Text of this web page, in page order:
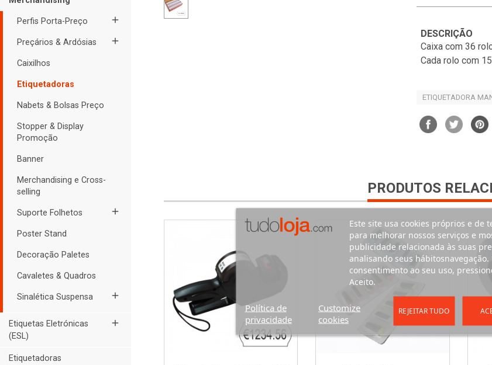
Perfis Porta-Preço add
Preçários & Ardósias add
Caixilhos
Etiquetadoras
Nabets & Bolsas Preço
Stopper & Display
Promoção
Banner
Merchandising e Cross-
selling
Suporte Folhetos add
Poster Stand
Decoração Paletes
Cavaletes & Quadros
Sinalética Suspensa add
Etiquetas Eletrónicas
(ESL)
add
Etiquetadoras
DESCRIÇÃO
Caixa com 36
Cada rolo com
ETIQUETADORA
PRODUTOS
Este site usa cookies próprios e de
para melhorar nossos serviços e
publicidade relacionada às suas
analisando seus hábitosnavegação.
consentimento ao seu uso,
Aceito.
Política de
privacidade
Customize
cookies
REJEITAR TUDO